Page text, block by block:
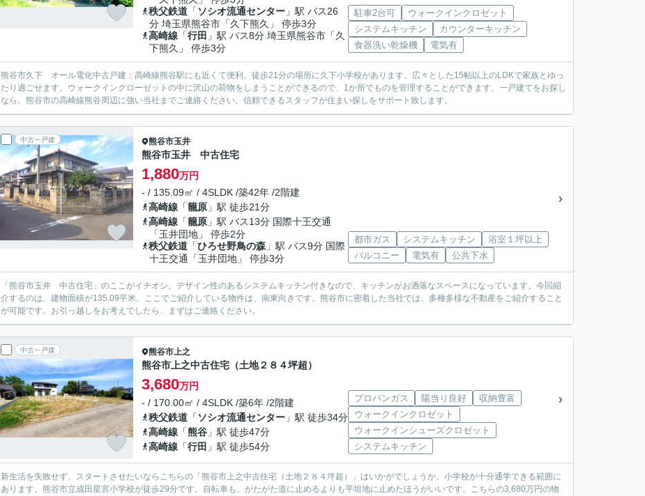
秩父鉄道 「 ソシオ流通センター 」駅 バス26
分 埼玉県熊谷市「久下熊久」 停歩3分
高崎線 「行田 」駅 バス8分 埼玉県熊谷市「久
下熊久」 停歩3分
駐車2台可
ウォークインクロゼット
システムキッチン
カウンターキッチン
食器洗い乾燥機
電気有
熊谷市久下 オール電化中古戸建：高崎線熊谷駅にも近くて便利。徒歩21分の場所に久下小学校があります。広々とした15帖以上のLDKで家族とゆっ
たり過ごせます。ウォークインクローゼットの中に沢山の荷物をしまうことができるので、1か所でものを管理することができます。一戸建てをお探し
なら、熊谷市の高崎線熊谷周辺に強い当社までご連絡ください。信頼できるスタッフが住まい探しをサポート致します。
中古一戸建 熊谷市玉井
熊谷市玉井 中古住宅
1,880万円
- / 135.09㎡ / 4SLDK /築42年 /2階建
高崎線 「籠原 」駅 徒歩21分
高崎線 「籠原 」駅 バス13分 国際十王交通
「玉井団地」 停歩2分
秩父鉄道 「ひろせ野鳥の森 」駅 バス9分 国際
十王交通「玉井団地」 停歩3分
都市ガス システムキッチン
浴室１坪以上
バルコニー
電気有 公共下水
「熊谷市玉井 中古住宅」のここがイチオシ。デザイン性のあるシステムキッチン付きなので、キッチンがお洒落なスペースになっています。今回紹
介するのは、建物面積が135.09平米。ここでご紹介している物件は、南東向きです。熊谷市に密着した当社では、多種多様な不動産をご紹介すること
が可能です。お引っ越しをお考えでしたら、まずはご連絡ください。
中古一戸建 熊谷市上之
熊谷市上之中古住宅（土地２８４坪超）
3,680万円
- / 170.00㎡ / 4SLDK /築6年 /2階建
秩父鉄道 「 ソシオ流通センター 」駅 徒歩34分
高崎線 「熊谷 」駅 徒歩47分
高崎線 「行田 」駅 徒歩54分
プロパンガス 陽当り良好
収納豊富
ウォークインクロゼット
ウォークインシューズクロゼット
システムキッチン
新生活を失敗せず、スタートさせたいならこちらの「熊谷市上之中古住宅（土地２８４坪超）」はいかがでしょうか。小学校が十分通学できる範囲に
あります。熊谷市立成田星宮小学校が徒歩29分です。自転車も、がたがた道に止めるよりも平坦地に止めたほうがいいです。こちらの3,680万円の物